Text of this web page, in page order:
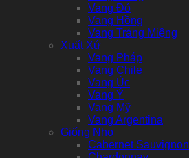
Vang Đỏ
Vang Hồng
Vang Tráng Miệng
Xuất Xứ
Vang Pháp
Vang Chile
Vang Úc
Vang Ý
Vang Mỹ
Vang Argentina
Giống Nho
Cabernet Sauvignon